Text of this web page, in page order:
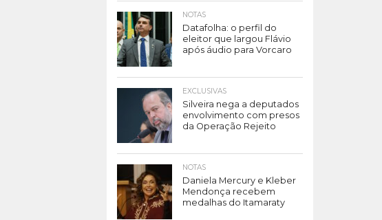
NOTAS
Datafolha: o perfil do
eleitor que largou Flávio
após áudio para Vorcaro
EXCLUSIVAS
Silveira nega a deputados
envolvimento com presos
da Operação Rejeito
NOTAS
Daniela Mercury e Kleber
Mendonça recebem
medalhas do Itamaraty